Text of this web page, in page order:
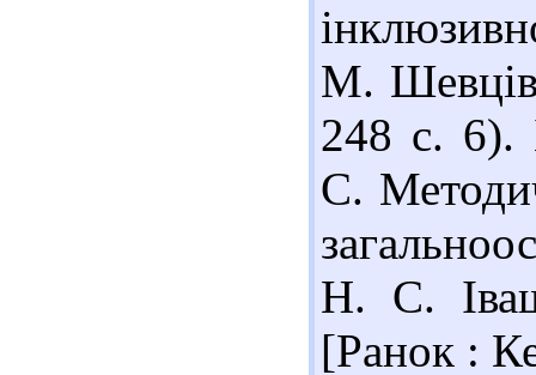
М.
248 с. 6).
С.
Н. С.
[Ранок :